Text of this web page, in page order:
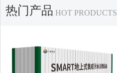
热门产品 HOT PRODUCTS